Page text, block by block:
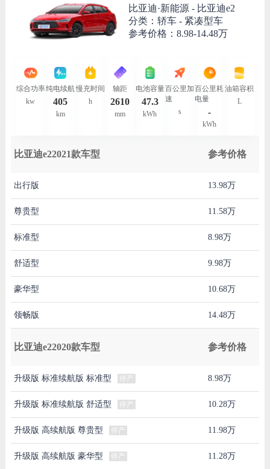
比亚迪·新能源 - 比亚迪e2
分类：轿车 - 紧凑型车
参考价格： 8.98-14.48万
综合功率
kw
纯电续航
405
km
慢充时间
h
轴距
2610
mm
电池容量
47.3
kWh
百公里加
速
s
百公里耗
电量
-
kWh
油箱容积
L
比亚迪e22021款车型 参考价格
出行版 13.98万
尊贵型 11.58万
标准型 8.98万
舒适型 9.98万
豪华型 10.68万
领畅版 14.48万
比亚迪e22020款车型 参考价格
升级版 标准续航版 标准型 停产 8.98万
升级版 标准续航版 舒适型 停产 10.28万
升级版 高续航版 尊贵型 停产 11.98万
升级版 高续航版 豪华型 停产 11.28万